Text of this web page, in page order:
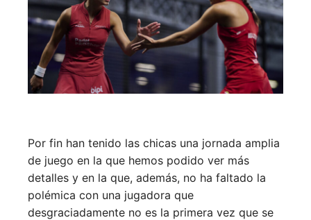
Por fin han tenido las chicas una jornada amplia
de juego en la que hemos podido ver más
detalles y en la que, además, no ha faltado la
polémica con una jugadora que
desgraciadamente no es la primera vez que se